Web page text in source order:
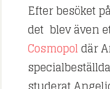
Efter besöket
det blev även
Cosmopoldär